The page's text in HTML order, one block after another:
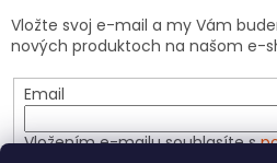
Vložte svoj e-mail a my Vám
nových produktoch na našom e-
Email
Vložením e-mailu souhlasíte s